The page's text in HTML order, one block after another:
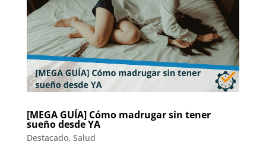
[MEGA GUÍA] Cómo madrugar sin tener
sueño desde YA
Destacado, Salud